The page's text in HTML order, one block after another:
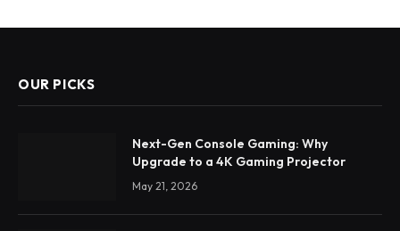
OUR PICKS
Next-Gen Console Gaming: Why
Upgrade to a 4K Gaming Projector
May 21, 2026